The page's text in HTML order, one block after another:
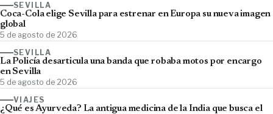
SEVILLA
Coca-Cola elige Sevilla para estrenar en Europa su nueva imagen
global
5 de agosto de 2026
SEVILLA
La Policía desarticula una banda que robaba motos por encargo
en Sevilla
5 de agosto de 2026
VIAJES
¿Qué es Ayurveda? La antigua medicina de la India que busca el